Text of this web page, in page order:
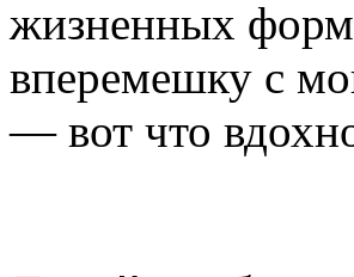
жизненных
вперемешку с
— вот что